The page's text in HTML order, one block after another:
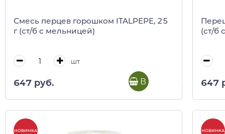
Смесь перцев горошком ITALPEPE, 25
г (ст/б с мельницей)
шт
647 руб. В корзину
(ст/б
647
НОВИНКА НОВИНКА